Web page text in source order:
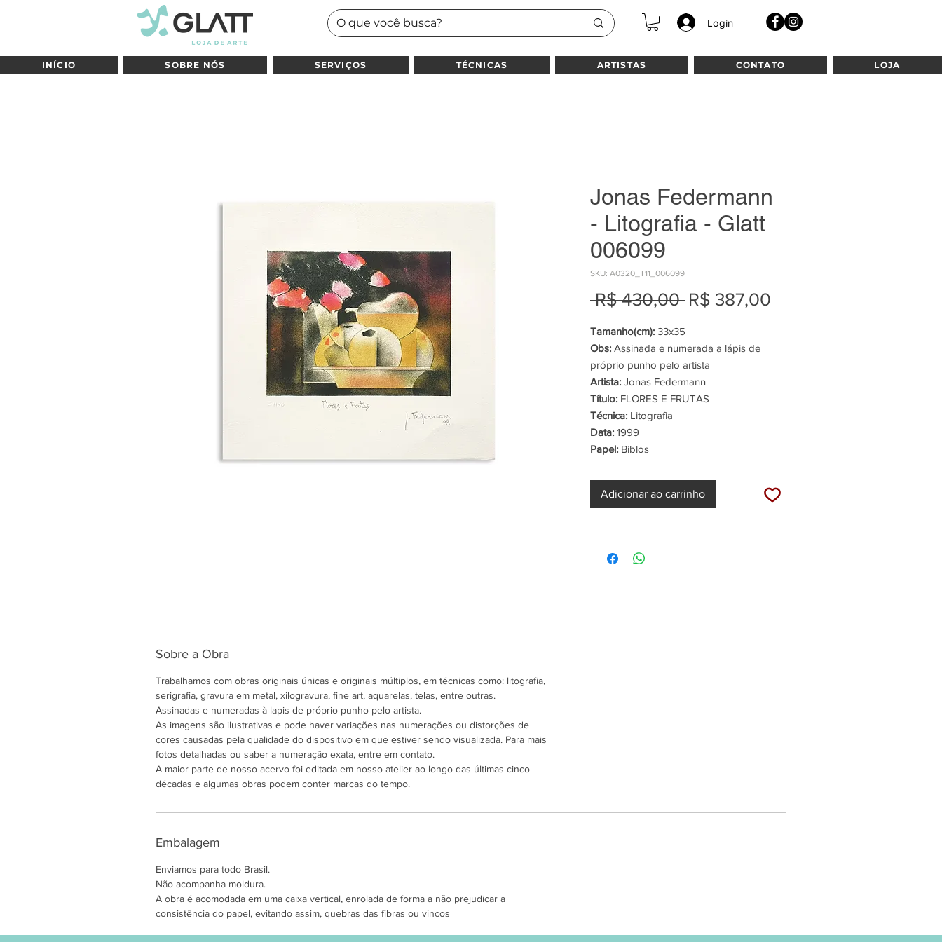
Login
INÍCIO SOBRE NÓS SERVIÇOS TÉCNICAS ARTISTAS CONTATO LOJA
Jonas Federmann
- Litografia - Glatt
006099
SKU: A0320_T11_006099
R$ 430,00 Preço
R$ 387,00
Tamanho(cm): 33x35
Obs: Assinada e numerada a lápis de
próprio punho pelo artista
Artista: Jonas Federmann
Título: FLORES E FRUTAS
Técnica: Litografia
Data: 1999
Papel: Biblos
Adicionar ao carrinho
Sobre a Obra
Trabalhamos com obras originais únicas e originais múltiplos, em técnicas como: litografia,
serigrafia, gravura em metal, xilogravura, fine art, aquarelas, telas, entre outras.
Assinadas e numeradas à lapis de próprio punho pelo artista.
As imagens são ilustrativas e pode haver variações nas numerações ou distorções de
cores causadas pela qualidade do dispositivo em que estiver sendo visualizada. Para mais
fotos detalhadas ou saber a numeração exata, entre em contato.
A maior parte de nosso acervo foi editada em nosso atelier ao longo das últimas cinco
décadas e algumas obras podem conter marcas do tempo.
Embalagem
Enviamos para todo Brasil.
Não acompanha moldura.
A obra é acomodada em uma caixa vertical, enrolada de forma a não prejudicar a
consistência do papel, evitando assim, quebras das fibras ou vincos